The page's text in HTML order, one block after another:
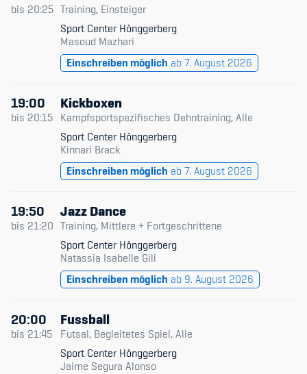
bis 20:25 Training, Einsteiger
Sport Center Hönggerberg
Masoud Mazhari
Einschreiben möglich ab 7. August 2026
19:00
bis 20:15
Kickboxen
Kampfsportspezifisches Dehntraining, Alle
Sport Center Hönggerberg
Kinnari Brack
Einschreiben möglich ab 7. August 2026
19:50
bis 21:20
Jazz Dance
Training, Mittlere + Fortgeschrittene
Sport Center Hönggerberg
Natassia Isabelle Gili
Einschreiben möglich ab 9. August 2026
20:00
bis 21:45
Fussball
Futsal, Begleitetes Spiel, Alle
Sport Center Hönggerberg
Jaime Segura Alonso